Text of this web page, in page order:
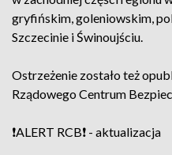
gryfińskim, goleniowskim,
Szczecinie i Świnoujściu.
Ostrzeżenie zostało też
Rządowego Centrum
❗️ALERT RCB❗️ - aktualizacja